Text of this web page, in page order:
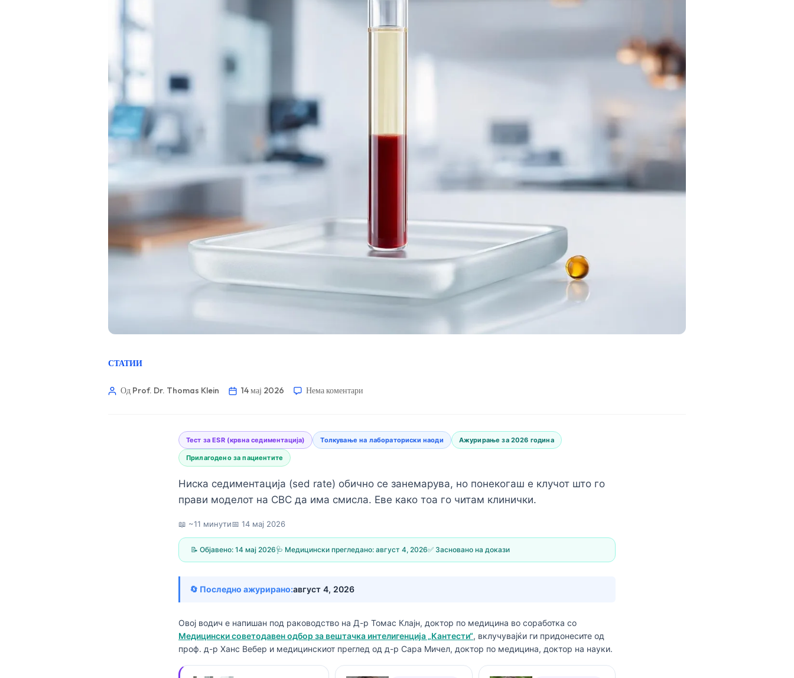
СТАТИИ
Од Prof. Dr. Thomas Klein 14 мај 2026 Нема коментари
Тест за ESR (крвна седиментација) Толкување на лабораториски наоди Ажурирање за 2026 година
Прилагодено за пациентите
Ниска седиментација (sed rate) обично се занемарува, но понекогаш е клучот што го
прави моделот на CBC да има смисла. Еве како тоа го читам клинички.
📖 ~11 минути📅 14 мај 2026
📝 Објавено: 14 мај 2026🩺 Медицински прегледано: август 4, 2026✅ Засновано на докази
🔄 Последно ажурирано:август 4, 2026
Овој водич е напишан под раководство на Д-р Томас Клајн, доктор по медицина во соработка со
Медицински советодавен одбор за вештачка интелигенција „Кантести“, вклучувајќи ги придонесите од
проф. д-р Ханс Вебер и медицинскиот преглед од д-р Сара Мичел, доктор по медицина, доктор на науки.